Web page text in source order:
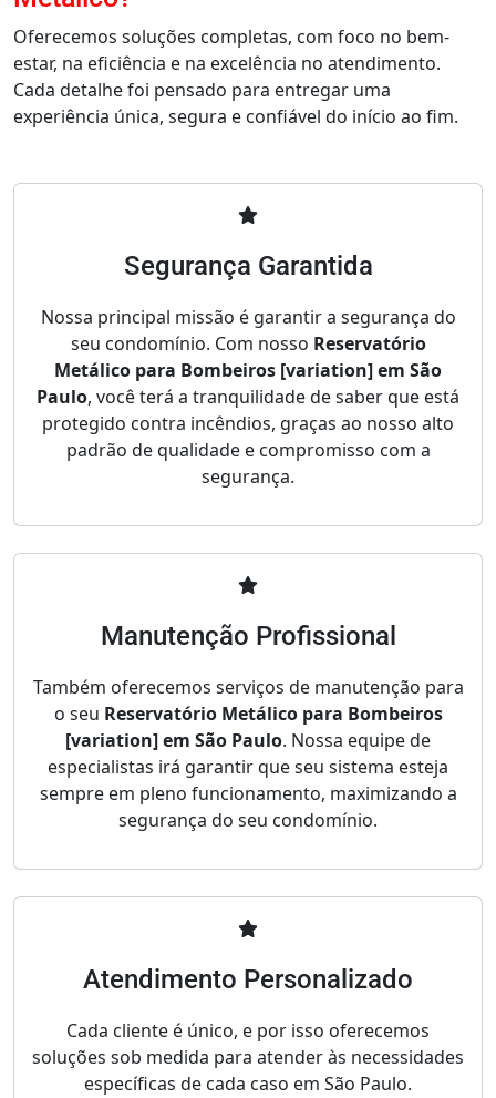
Oferecemos soluções completas, com foco no bem-
estar, na eficiência e na excelência no atendimento.
Cada detalhe foi pensado para entregar uma
experiência única, segura e confiável do início ao fim.
Segurança Garantida
Nossa principal missão é garantir a segurança do
seu condomínio. Com nosso Reservatório
Metálico para Bombeiros [variation] em São
Paulo, você terá a tranquilidade de saber que está
protegido contra incêndios, graças ao nosso alto
padrão de qualidade e compromisso com a
segurança.
Manutenção Profissional
Também oferecemos serviços de manutenção para
o seu Reservatório Metálico para Bombeiros
[variation] em São Paulo. Nossa equipe de
especialistas irá garantir que seu sistema esteja
sempre em pleno funcionamento, maximizando a
segurança do seu condomínio.
Atendimento Personalizado
Cada cliente é único, e por isso oferecemos
soluções sob medida para atender às necessidades
específicas de cada caso em São Paulo.